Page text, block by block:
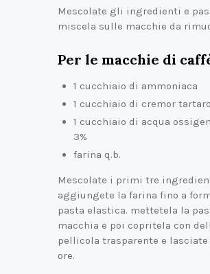
Mescolate gli ingredienti e
miscela sulle macchie da
Per le macchie di
1 cucchiaio di ammoniaca
1 cucchiaio di cremor tartaro
1 cucchiaio di acqua
3%
farina q.b.
Mescolate i primi tre
aggiungete la farina fino a
pasta elastica. mettetela la
macchia e poi copritela con
pellicola trasparente e lasciate
ore.